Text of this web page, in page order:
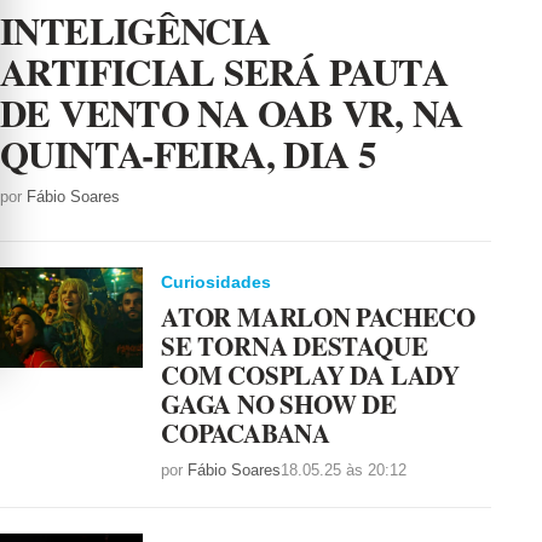
INTELIGÊNCIA
ARTIFICIAL SERÁ PAUTA
DE VENTO NA OAB VR, NA
QUINTA-FEIRA, DIA 5
por Fábio Soares
Curiosidades
ATOR MARLON PACHECO
SE TORNA DESTAQUE
COM COSPLAY DA LADY
GAGA NO SHOW DE
COPACABANA
por Fábio Soares18.05.25 às 20:12